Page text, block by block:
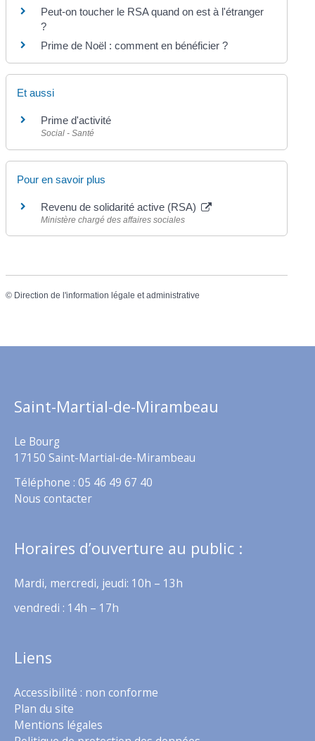
Peut-on toucher le RSA quand on est à l'étranger
?
Prime de Noël : comment en bénéficier ?
Et aussi
Prime d'activité
Social - Santé
Pour en savoir plus
Revenu de solidarité active (RSA)
Ministère chargé des affaires sociales
© Direction de l'information légale et administrative
Saint-Martial-de-Mirambeau
Le Bourg
17150 Saint-Martial-de-Mirambeau
Téléphone : 05 46 49 67 40
Nous contacter
Horaires d’ouverture au public :
Mardi, mercredi, jeudi: 10h – 13h
vendredi : 14h – 17h
Liens
Accessibilité : non conforme
Plan du site
Mentions légales